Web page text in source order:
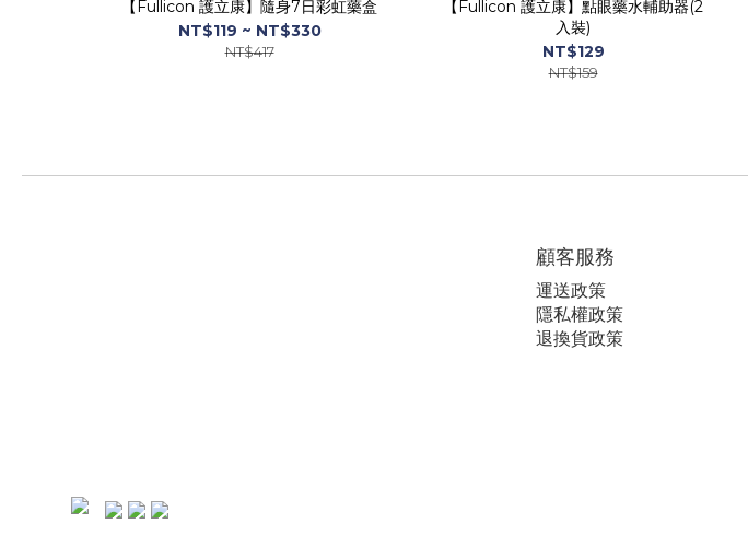
【Fullicon 護立康】隨身7日彩虹藥盒
NT$119 ~ NT$330
NT$417
【Fullicon 護立康】點眼藥水輔助器(2
入裝)
NT$129
NT$159
顧客服務
運送政策
隱私權政策
退換貨政策